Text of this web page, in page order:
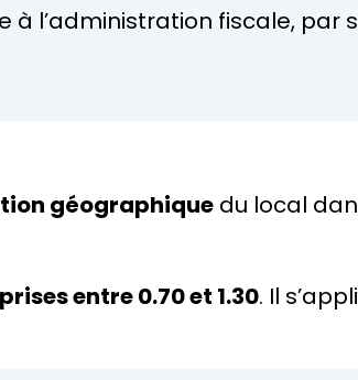
l’administration fiscale, par
géographique du local
entre 0.70 et 1.30. Il